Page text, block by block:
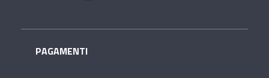
PAGAMENTI